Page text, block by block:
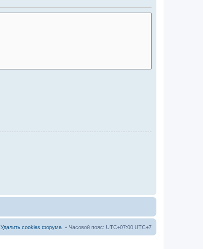
Часовой пояс: UTC+07:00 UTC+7
Удалить cookies форума